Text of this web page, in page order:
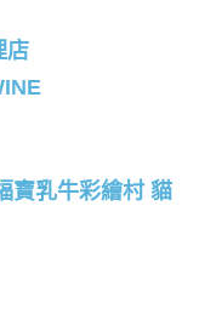
店
寶乳牛彩繪村 貓